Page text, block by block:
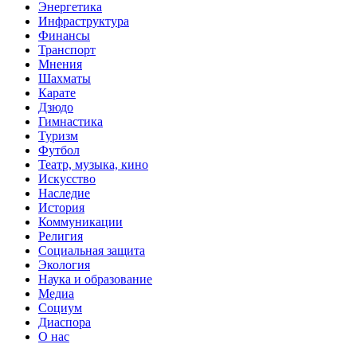
Энергетика
Инфраструктура
Финансы
Транспорт
Мнения
Шахматы
Карате
Дзюдо
Гимнастика
Туризм
Футбол
Театр, музыка, кино
Искусство
Наследие
История
Коммуникации
Религия
Социальная защита
Экология
Наука и образование
Медиа
Социум
Диаспора
О нас